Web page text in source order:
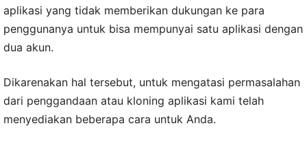
aplikasi yang tidak memberikan dukungan ke para
penggunanya untuk bisa mempunyai satu aplikasi dengan
dua akun.
Dikarenakan hal tersebut, untuk mengatasi permasalahan
dari penggandaan atau kloning aplikasi kami telah
menyediakan beberapa cara untuk Anda.